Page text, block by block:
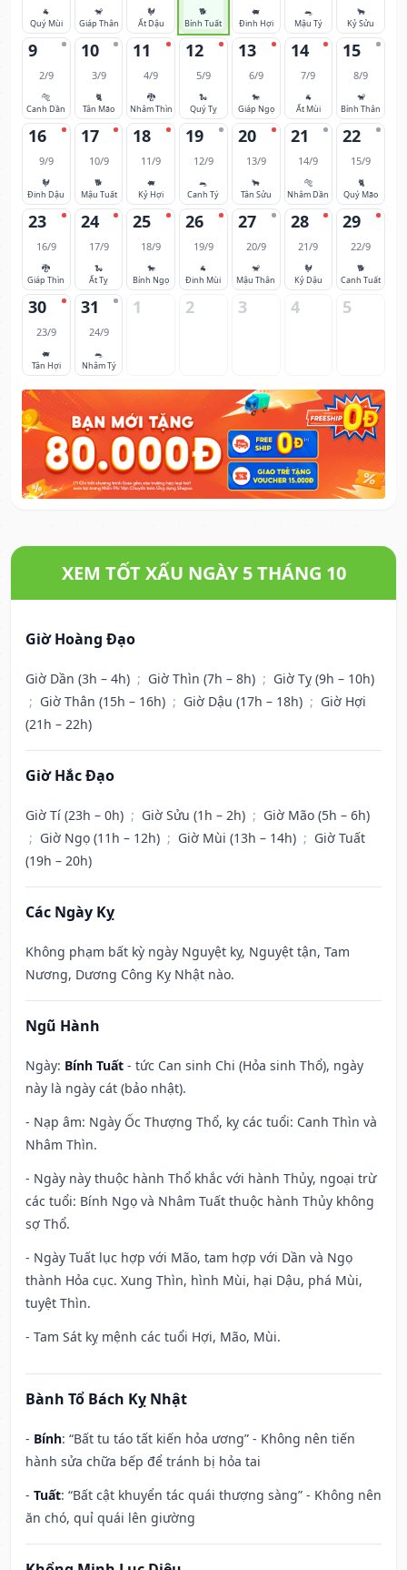
🐐
Quý Mùi
🐒
Giáp Thân
🐓
Ất Dậu
🐕
Bính Tuất
🐖
Đinh Hợi
🐀
Mậu Tý
🐂
Kỷ Sửu
9
2/9
🐅
Canh Dần
10
3/9
🐈
Tân Mão
11
4/9
🐉
Nhâm Thìn
12
5/9
🐍
Quý Tỵ
13
6/9
🐎
Giáp Ngọ
14
7/9
🐐
Ất Mùi
15
8/9
🐒
Bính Thân
16
9/9
🐓
Đinh Dậu
17
10/9
🐕
Mậu Tuất
18
11/9
🐖
Kỷ Hợi
19
12/9
🐀
Canh Tý
20
13/9
🐂
Tân Sửu
21
14/9
🐅
Nhâm Dần
22
15/9
🐈
Quý Mão
23
16/9
🐉
Giáp Thìn
24
17/9
🐍
Ất Tỵ
25
18/9
🐎
Bính Ngọ
26
19/9
🐐
Đinh Mùi
27
20/9
🐒
Mậu Thân
28
21/9
🐓
Kỷ Dậu
29
22/9
🐕
Canh Tuất
30
23/9
🐖
Tân Hợi
31
24/9
🐀
Nhâm Tý
1 2 3 4 5
XEM TỐT XẤU NGÀY 5 THÁNG 10
Giờ Hoàng Đạo
Giờ Dần (3h – 4h) ; Giờ Thìn (7h – 8h) ; Giờ Tỵ (9h – 10h)
; Giờ Thân (15h – 16h) ; Giờ Dậu (17h – 18h) ; Giờ Hợi
(21h – 22h)
Giờ Hắc Đạo
Giờ Tí (23h – 0h) ; Giờ Sửu (1h – 2h) ; Giờ Mão (5h – 6h)
; Giờ Ngọ (11h – 12h) ; Giờ Mùi (13h – 14h) ; Giờ Tuất
(19h – 20h)
Các Ngày Kỵ
Không phạm bất kỳ ngày Nguyệt kỵ, Nguyệt tận, Tam
Nương, Dương Công Kỵ Nhật nào.
Ngũ Hành
Ngày: Bính Tuất - tức Can sinh Chi (Hỏa sinh Thổ), ngày
này là ngày cát (bảo nhật).
- Nạp âm: Ngày Ốc Thượng Thổ, kỵ các tuổi: Canh Thìn và
Nhâm Thìn.
- Ngày này thuộc hành Thổ khắc với hành Thủy, ngoại trừ
các tuổi: Bính Ngọ và Nhâm Tuất thuộc hành Thủy không
sợ Thổ.
- Ngày Tuất lục hợp với Mão, tam hợp với Dần và Ngọ
thành Hỏa cục. Xung Thìn, hình Mùi, hại Dậu, phá Mùi,
tuyệt Thìn.
- Tam Sát kỵ mệnh các tuổi Hợi, Mão, Mùi.
Bành Tổ Bách Kỵ Nhật
- Bính: “Bất tu táo tất kiến hỏa ương” - Không nên tiến
hành sửa chữa bếp để tránh bị hỏa tai
- Tuất: “Bất cật khuyển tác quái thượng sàng” - Không nên
ăn chó, quỉ quái lên giường